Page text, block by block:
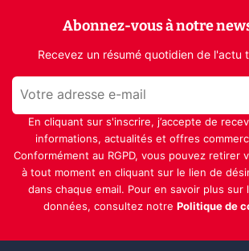
Abonnez-vous à notre
Recevez un résumé quotidien de l'actu
En cliquant sur s'inscrire, j’accepte de
informations, actualités et offres
Conformément au RGPD, vous pouvez retirer
à tout moment en cliquant sur le lien de
dans chaque email. Pour en savoir plus sur
données, consultez notre Politique de